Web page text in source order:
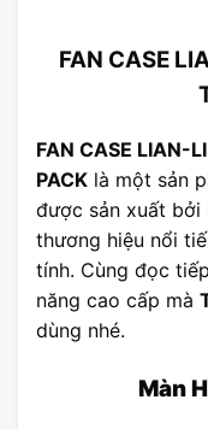
FAN CASE
FAN CASE LIAN-
PACK là một sản
được sản xuất bởi
thương hiệu nổi
tính. Cùng đọc
năng cao cấp mà
dùng nhé.
Màn